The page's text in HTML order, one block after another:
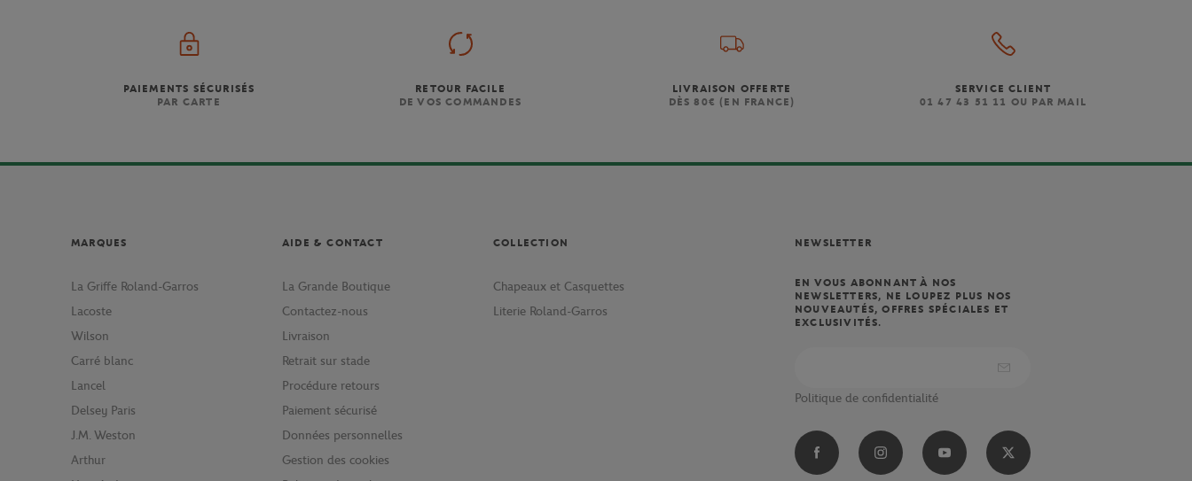
PAIEMENTS SÉCURISÉS
PAR CARTE
RETOUR FACILE
DE VOS COMMANDES
LIVRAISON OFFERTE
DÈS 80€ (EN FRANCE)
SERVICE CLIENT
01 47 43 51 11 OU PAR MAIL
NEWSLETTER
EN VOUS ABONNANT À NOS
NEWSLETTERS, NE LOUPEZ PLUS NOS
NOUVEAUTÉS, OFFRES SPÉCIALES ET
EXCLUSIVITÉS.
Politique de confidentialité
MARQUES
La Griffe Roland-Garros
Lacoste
Wilson
Carré blanc
Lancel
Delsey Paris
J.M. Weston
Arthur
AIDE & CONTACT
La Grande Boutique
Contactez-nous
Livraison
Retrait sur stade
Procédure retours
Paiement sécurisé
Données personnelles
Gestion des cookies
COLLECTION
Chapeaux et Casquettes
Literie Roland-Garros